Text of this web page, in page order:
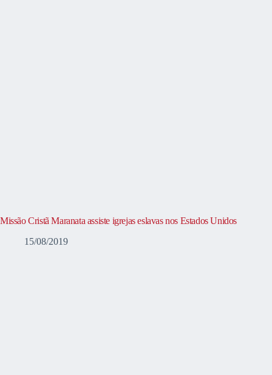
Missão Cristã Maranata assiste igrejas eslavas nos Estados Unidos
15/08/2019